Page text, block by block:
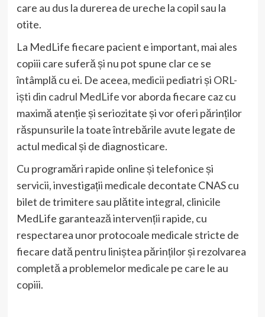
care au dus la durerea de ureche la copil sau la
otite.
La MedLife fiecare pacient e important, mai ales
copiii care suferă și nu pot spune clar ce se
întâmplă cu ei. De aceea, medicii pediatri și ORL-
iști din cadrul MedLifevor aborda fiecare caz cu
maximă atenție și seriozitate și vor oferi părinților
răspunsurile la toate întrebările avute legate de
actul medical și de diagnosticare.
Cu programări rapide online și telefonice și
servicii, investigații medicale decontate CNAS cu
bilet de trimitere sau plătite integral, clinicile
MedLife garantează intervenții rapide, cu
respectarea unor protocoale medicale stricte de
fiecare dată pentru liniștea părinților și rezolvarea
completă a problemelor medicale pe care le au
copiii.